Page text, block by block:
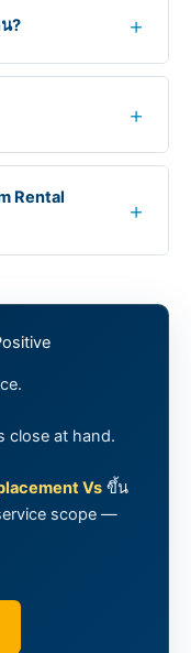
?
Rental
close at hand.
Vsขึ้น
scope —